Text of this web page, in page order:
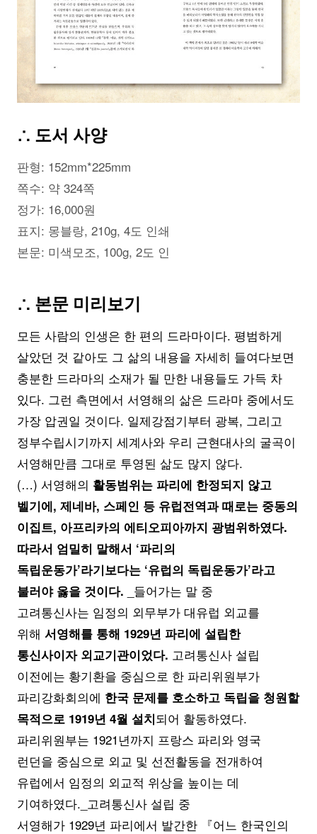
∴ 도서 사양
판형: 152mm*225mm
쪽수: 약 324쪽
정가: 16,000원
표지: 몽블랑, 210g, 4도 인쇄
본문: 미색모조, 100g, 2도 인
∴ 본문 미리보기
모든 사람의 인생은 한 편의 드라마이다. 평범하게
살았던 것 같아도 그 삶의 내용을 자세히 들여다보면
충분한 드라마의 소재가 될 만한 내용들도 가득 차
있다. 그런 측면에서 서영해의 삶은 드라마 중에서도
가장 압권일 것이다. 일제강점기부터 광복, 그리고
정부수립시기까지 세계사와 우리 근현대사의 굴곡이
서영해만큼 그대로 투영된 삶도 많지 않다.
(…) 서영해의 활동범위는 파리에 한정되지 않고
벨기에, 제네바, 스페인 등 유럽전역과 때로는 중동의
이집트, 아프리카의 에티오피아까지 광범위하였다.
따라서 엄밀히 말해서 ‘파리의
독립운동가’라기보다는 ‘유럽의 독립운동가’라고
불러야 옳을 것이다.
_들어가는 말 중
고려통신사는 임정의 외무부가 대유럽 외교를
위해 서영해를 통해 1929년 파리에 설립한
통신사이자 외교기관이었다. 고려통신사 설립
이전에는 황기환을 중심으로 한 파리위원부가
파리강화회의에 한국 문제를 호소하고 독립을 청원할
목적으로 1919년 4월 설치되어 활동하였다.
파리위원부는 1921년까지 프랑스 파리와 영국
런던을 중심으로 외교 및 선전활동을 전개하여
유럽에서 임정의 외교적 위상을 높이는 데
기여하였다._고려통신사 설립 중
서영해가 1929년 파리에서 발간한 『어느 한국인의